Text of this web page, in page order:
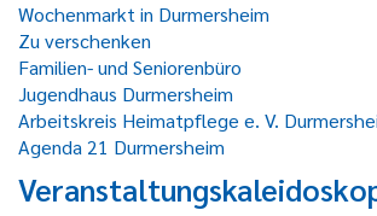
Wochenmarkt in Durmersheim
Zu verschenken
Familien- und Seniorenbüro
Jugendhaus Durmersheim
Arbeitskreis Heimatpflege e. V.
Agenda 21 Durmersheim